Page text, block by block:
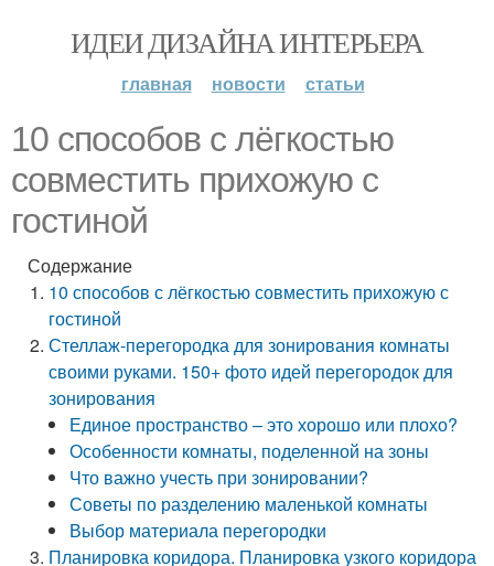
ИДЕИ ДИЗАЙНА ИНТЕРЬЕРА
главная новости статьи
10 способов с лёгкостью
совместить прихожую с
гостиной
Содержание
10 способов с лёгкостью совместить прихожую с
гостиной
Стеллаж-перегородка для зонирования комнаты
своими руками. 150+ фото идей перегородок для
зонирования
Единое пространство – это хорошо или плохо?
Особенности комнаты, поделенной на зоны
Что важно учесть при зонировании?
Советы по разделению маленькой комнаты
Выбор материала перегородки
Планировка коридора. Планировка узкого коридора